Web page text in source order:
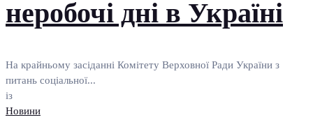
неробочі дні в Україні
На крайньому засіданні Комітету Верховної Ради України з
питань соціальної...
із
Новини